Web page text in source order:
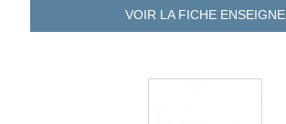
VOIR LA FICHEENSEIGNE